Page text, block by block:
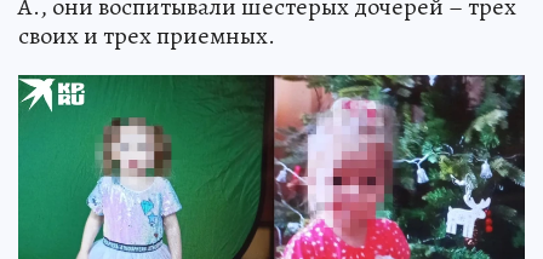
своих и трех приемных.